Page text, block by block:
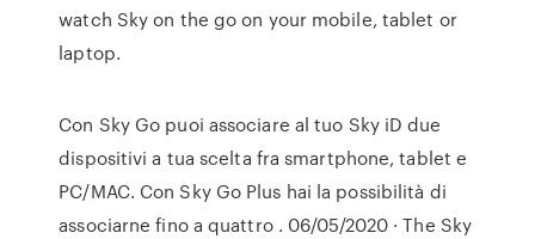
watch Sky on the go on your mobile, tablet or
laptop.
Con Sky Go puoi associare al tuo Sky iD due
dispositivi a tua scelta fra smartphone, tablet e
PC/MAC. Con Sky Go Plus hai la possibilità di
associarne fino a quattro . 06/05/2020 · The Sky